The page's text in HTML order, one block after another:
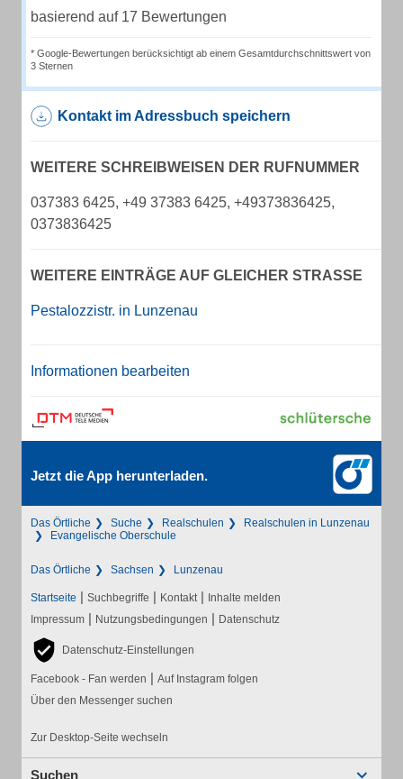
basierend auf 17 Bewertungen
* Google-Bewertungen berücksichtigt ab einem Gesamtdurchschnittswert von
3 Sternen
Kontakt im Adressbuch speichern
WEITERE SCHREIBWEISEN DER RUFNUMMER
037383 6425, +49 37383 6425, +49373836425,
0373836425
WEITERE EINTRÄGE AUF GLEICHER STRASSE
Pestalozzistr. in Lunzenau
Informationen bearbeiten
Jetzt die App herunterladen.
Das Örtliche Suche Realschulen
Realschulen in Lunzenau
Evangelische Oberschule
Das Örtliche Sachsen Lunzenau
Startseite | Suchbegriffe | Kontakt | Inhalte melden
Impressum | Nutzungsbedingungen | Datenschutz
Datenschutz-Einstellungen
Facebook - Fan werden | Auf Instagram folgen
Über den Messenger suchen
Zur Desktop-Seite wechseln
Suchen